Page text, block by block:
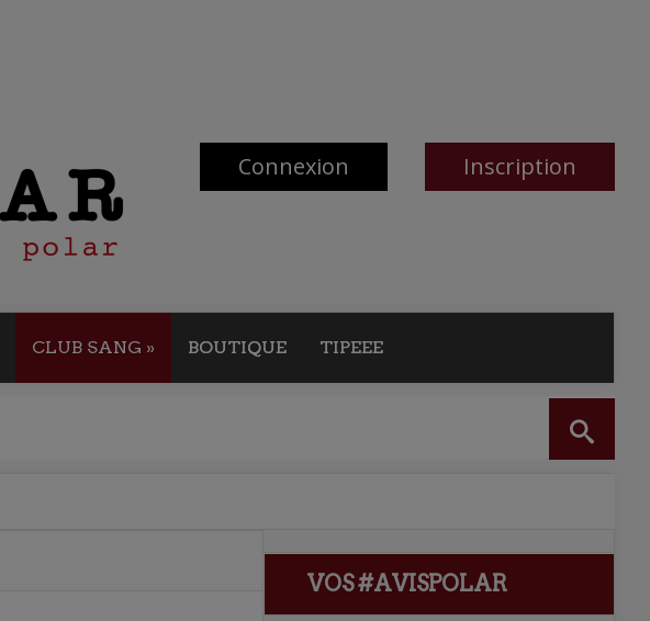
Connexion Inscription
CLUB SANG » BOUTIQUE TIPEEE
VOS #AVISPOLAR